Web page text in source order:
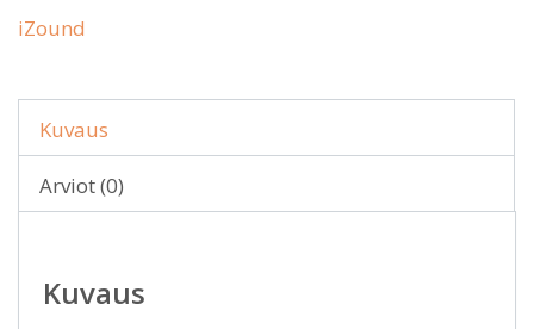
iZound
Kuvaus
Arviot (0)
Kuvaus